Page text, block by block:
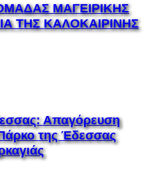
ΜΑΓΕΙΡΙΚΗΣ
ΤΗΣ ΚΑΛΟΚΑΙΡΙΝΗΣ
Απαγόρευση
της Έδεσσας